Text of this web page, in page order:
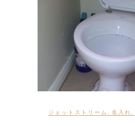
ジェットストリーム 名入れ